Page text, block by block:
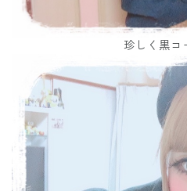
珍しく黒コ